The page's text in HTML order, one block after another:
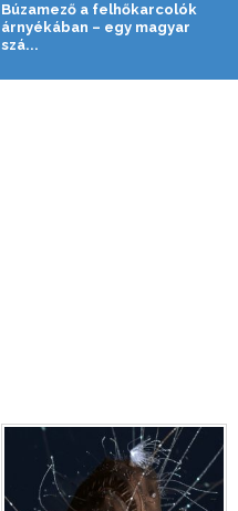
Búzamező a felhőkarcolók
árnyékában – egy magyar
szá...